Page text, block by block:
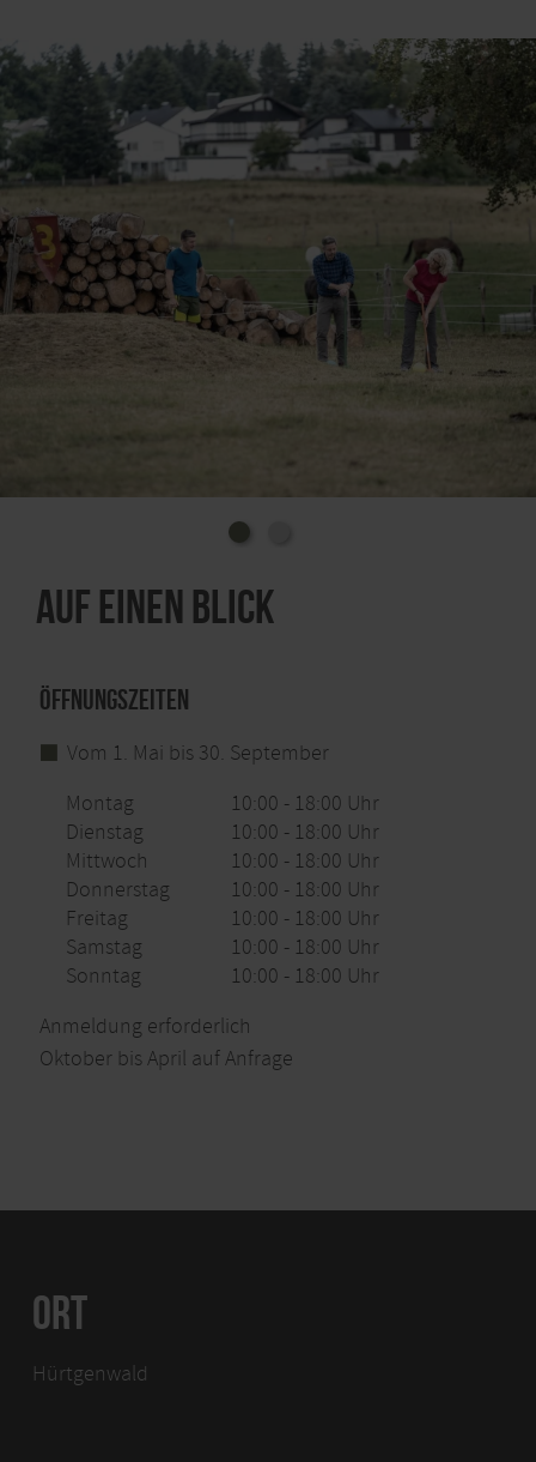
weniger Erfahrung, desto lustiger wird’s!
Gespielt wird natürlich auf einer echten Eifelwiese
mit abwechslungsreichem Parcours – den man sich
hin und wieder sogar mit tierischen Zuschauern teilt.
Gespielt wird in Teams von zwei bis sechs Personen.
Im Mittelpunkt steht ein spezieller „Bauerngolfball“
mit der Größe eines Handballs – der mit einem
originalen Klompen-Schläger über das Feld gespielt
und schließlich in einen von zehn Eimern
„eingelocht“ wird. Der klassische Golfer würde
vielleicht vom „Putten ins Hole“ sprechen – wir
nennen es einfach: Volltreffer mit Spaßgarantie!
paar hilfreiche Tipps. Dann heißt es: Schläger
Auf Wunsch könnt ihr euch sogar mit einem
Getränke-Bollerwagen ausstatten lassen – für die
Und wer sein Event rundum genießen möchte: Für
bieten wir Bauerngolf auch als Komplettpaket
Bereit für eine Runde Spaß auf der Wiese?
>>weitere Informationen und Buchung unter:
www.bosselbacher-hof.de/bauerngolf
Auf einen Blick
Öffnungszeiten
Vom 1. Mai bis 30. September
Montag
10:00 - 18:00 Uhr
Dienstag
10:00 - 18:00 Uhr
Mittwoch
10:00 - 18:00 Uhr
Donnerstag
10:00 - 18:00 Uhr
Freitag
10:00 - 18:00 Uhr
Samstag
10:00 - 18:00 Uhr
Sonntag
10:00 - 18:00 Uhr
Anmeldung erforderlich
Oktober bis April auf Anfrage
ORT
Hürtgenwald